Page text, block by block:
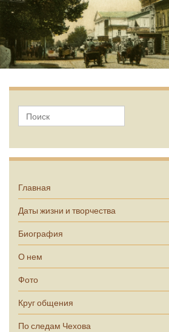
Главная
Даты жизни и творчества
Биография
О нем
Фото
Круг общения
По следам Чехова